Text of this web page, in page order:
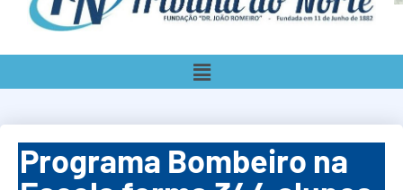
Programa Bombeiro na